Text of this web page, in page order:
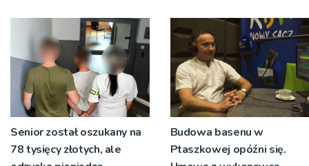
Senior został oszukany na
78 tysięcy złotych, ale
Budowa basenu w
Ptaszkowej opóźni się.